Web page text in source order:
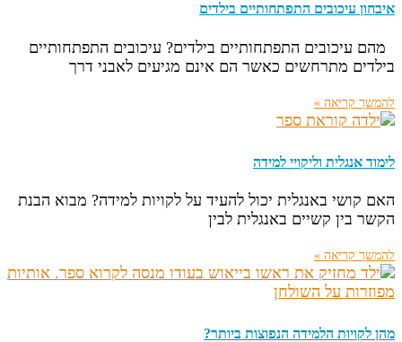
איבחון עיכובים התפתחותיים בילדים
מהם עיכובים התפתחותיים בילדים? עיכובים התפתחותיים
בילדים מתרחשים כאשר הם אינם מגיעים לאבני דרך
להמשך קריאה »
לימוד אנגלית וליקויי למידה
האם קושי באנגלית יכול להעיד על לקויות למידה? מבוא הבנת
הקשר בין קשיים באנגלית לבין
להמשך קריאה »
מהן לקויות הלמידה הנפוצות ביותר?